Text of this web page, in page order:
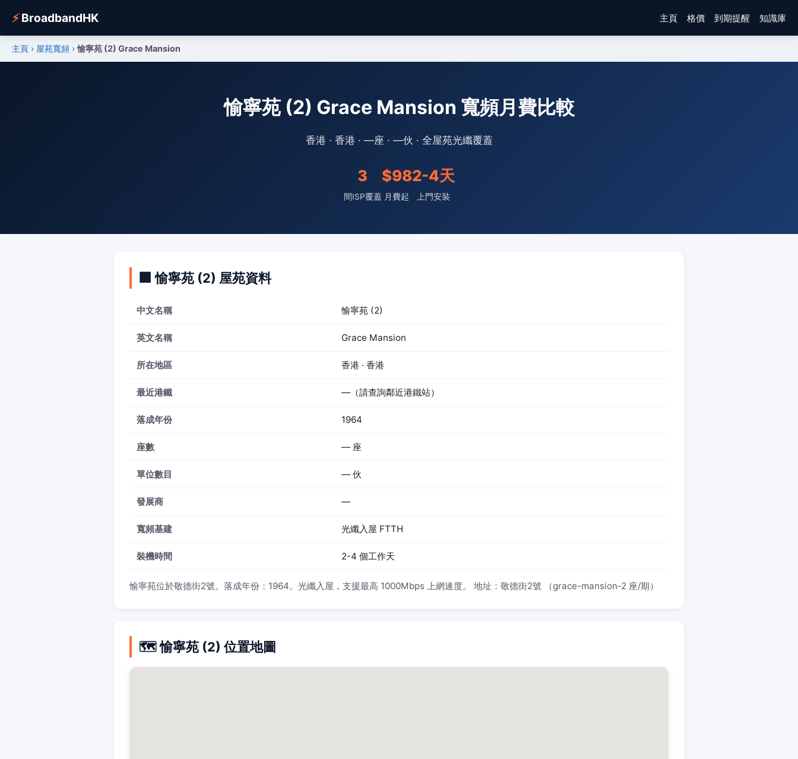
⚡BroadbandHK 主頁 格價 到期提醒 知識庫
主頁 › 屋苑寬頻 ›愉寧苑 (2) Grace Mansion
愉寧苑 (2) Grace Mansion 寬頻月費比較
香港 · 香港 · —座 · —伙 · 全屋苑光纖覆蓋
3
間ISP覆蓋
$98
月費起
2-4天
上門安裝
🏢 愉寧苑 (2) 屋苑資料
中文名稱 愉寧苑 (2)
英文名稱 Grace Mansion
所在地區 香港 · 香港
最近港鐵 —（請查詢鄰近港鐵站）
落成年份 1964
座數 — 座
單位數目 — 伙
發展商 —
寬頻基建 光纖入屋 FTTH
裝機時間 2-4 個工作天
愉寧苑位於敬德街2號。落成年份：1964。光纖入屋，支援最高 1000Mbps 上網速度。 地址：敬德街2號 （grace-mansion-2 座/期）
🗺️ 愉寧苑 (2) 位置地圖